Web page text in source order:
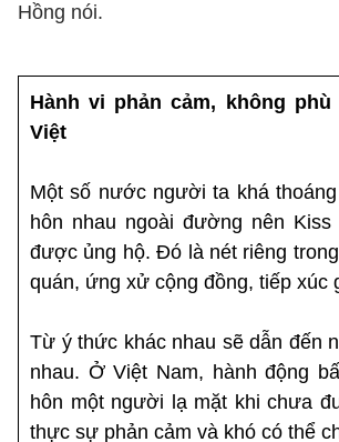
Hồng nói.
Hành vi phản cảm, không
Việt
Một số nước người ta khá
hôn nhau ngoài đường nên Kiss
được ủng hộ. Đó là nét riêng
quán, ứng xử cộng đồng, tiếp xúc
Từ ý thức khác nhau sẽ dẫn đến
nhau. Ở Việt Nam, hành động
hôn một người lạ mặt khi chưa
thực sự phản cảm và khó có thể